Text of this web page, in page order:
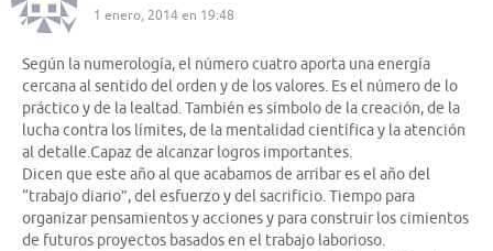
1 enero, 2014 en 19:48
Según la numerología, el número cuatro aporta una energía
cercana al sentido del orden y de los valores. Es el número de lo
práctico y de la lealtad. También es símbolo de la creación, de la
lucha contra los límites, de la mentalidad científica y la atención
al detalle.Capaz de alcanzar logros importantes.
Dicen que este año al que acabamos de arribar es el año del
“trabajo diario”, del esfuerzo y del sacrificio. Tiempo para
organizar pensamientos y acciones y para construir los cimientos
de futuros proyectos basados en el trabajo laborioso.